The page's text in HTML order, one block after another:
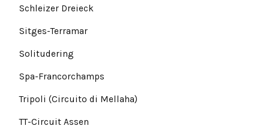
Schleizer Dreieck
Sitges-Terramar
Solitudering
Spa-Francorchamps
Tripoli (Circuito di Mellaha)
TT-Circuit Assen